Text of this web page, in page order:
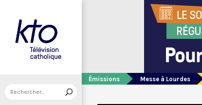
Émissions Messe à Lourdes